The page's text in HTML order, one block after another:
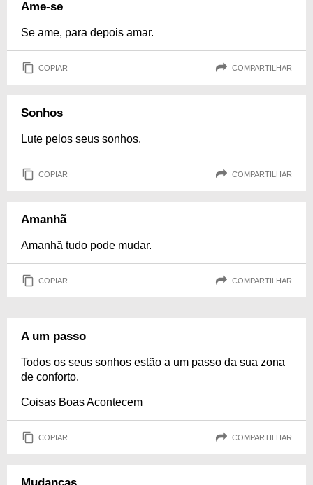
Ame-se
Se ame, para depois amar.
COPIAR COMPARTILHAR
Sonhos
Lute pelos seus sonhos.
COPIAR COMPARTILHAR
Amanhã
Amanhã tudo pode mudar.
COPIAR COMPARTILHAR
A um passo
Todos os seus sonhos estão a um passo da sua zona
de conforto.
Coisas Boas Acontecem
COPIAR COMPARTILHAR